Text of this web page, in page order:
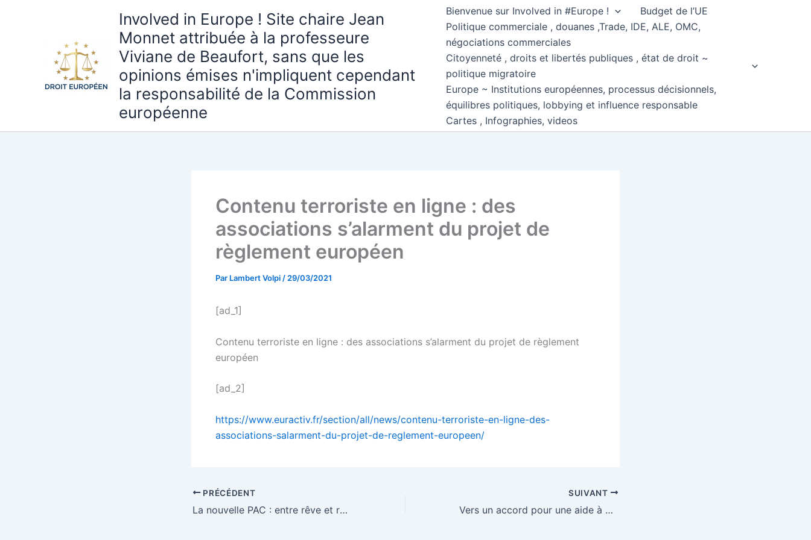
Involved in Europe ! Site chaire Jean
Monnet attribuée à la professeure
Viviane de Beaufort, sans que les
opinions émises n'impliquent cependant
la responsabilité de la Commission
européenne
Bienvenue sur Involved in #Europe !
Budget de l’UE
Politique commerciale , douanes ,Trade, IDE, ALE, OMC,
négociations commerciales
Citoyenneté , droits et libertés publiques , état de droit ~
politique migratoire
Europe ~ Institutions européennes, processus décisionnels,
équilibres politiques, lobbying et influence responsable
Cartes , Infographies, videos
Contenu terroriste en ligne : des
associations s’alarment du projet de
règlement européen
Par Lambert Volpi / 29/03/2021
[ad_1]
Contenu terroriste en ligne : des associations s’alarment du projet de règlement
européen
[ad_2]
https://www.euractiv.fr/section/all/news/contenu-terroriste-en-ligne-des-
associations-salarment-du-projet-de-reglement-europeen/
PRÉCÉDENT
La nouvelle PAC : entre rêve et réalité
SUIVANT
Vers un accord pour une aide à Air France» avec Bruxelles – EURACTIV.fr